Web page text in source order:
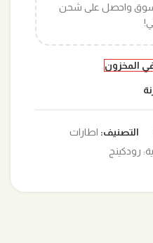
واحصل على شحن
المخزون
التصنيف: اطارات
رودكينج